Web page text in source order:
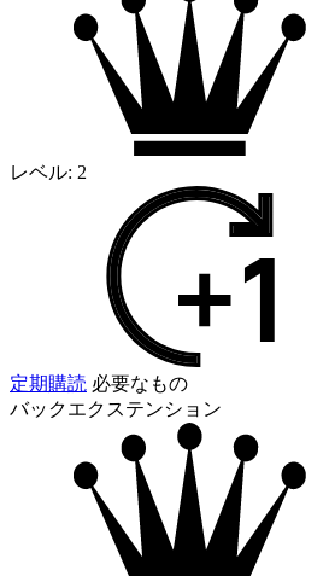
レベル: 2
定期購読 必要なもの
バックエクステンション